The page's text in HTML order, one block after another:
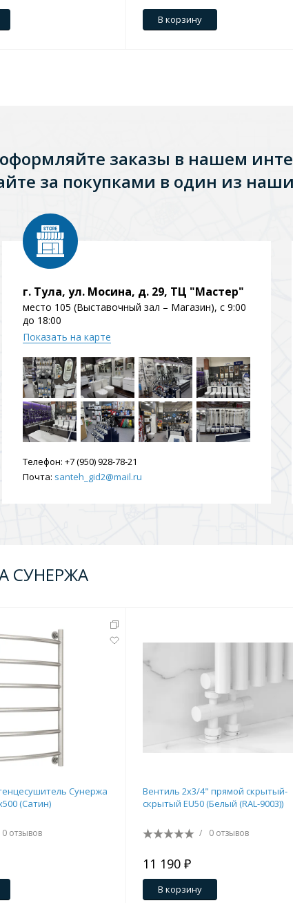
В корзину
заказы в нашем
за покупками в один из
г. Тула, ул. Мосина, д. 29, ТЦ "Мастер"
место 105 (Выставочный зал – Магазин), с 9:00
до 18:00
Показать на карте
Телефон: +7 (950) 928-78-21
Почта: santeh_gid2@mail.ru
СУНЕРЖА
Сунержа
(Сатин)
0 отзывов
Вентиль 2х3/4" прямой скрытый-
скрытый EU50 (Белый (RAL-9003))
/ 0 отзывов
11 190 ₽
В корзину